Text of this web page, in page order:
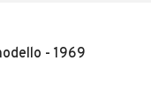
- 1969